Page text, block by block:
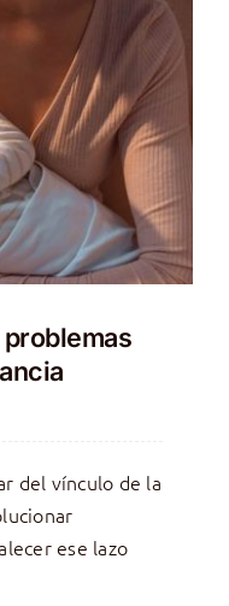
del vínculo de la
ese lazo